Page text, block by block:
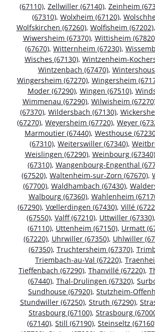
(67110), Zellwiller (67140), Zeinheim
(67310), Wolxheim (67120),
Wolfskirchen (67260), Wolfisheim (67202),
Wiwersheim (67370), Wittisheim
(67670), Witternheim (67230),
Wisches (67130), Wintzenheim-
Wintzenbach (67470),
Wingersheim (67270), Wingersheim
Moder (67290), Wingen (67510),
Wimmenau (67290), Wilwisheim
(67370), Wildersbach (67130),
(67270), Weyersheim (67720), Weyer
Marmoutier (67440), Westhouse
(67310), Weiterswiller (67340),
Weislingen (67290), Weinbourg (67340)
(67310), Wangenbourg-Engenthal
(67520), Waltenheim-sur-Zorn (67670),
(67700), Waldhambach (67430),
Walbourg (67360), Wahlenheim
(67290), Vœllerdingen (67430), Villé
(67550), Valff (67210), Uttwiller (67330),
(67110), Uttenheim (67150), Urmatt
(67220), Uhrwiller (67350), Uhlwiller
(67350), Truchtersheim (67370),
Triembach-au-Val (67220),
Tieffenbach (67290), Thanvillé (67220),
(67440), Thal-Drulingen (67320),
Sundhouse (67920), Stutzheim-
Stundwiller (67250), Struth (67290),
Strasbourg (67100), Strasbourg
(67140), Still (67190), Steinseltz